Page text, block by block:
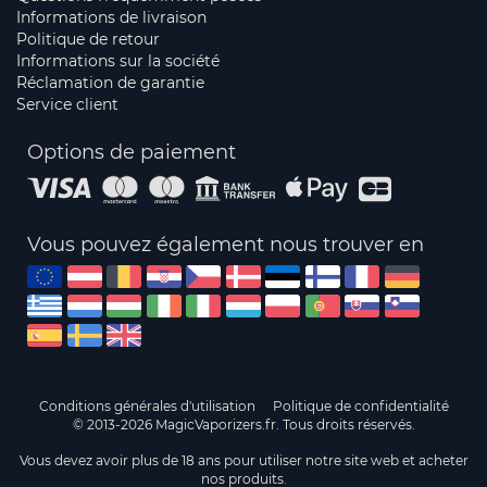
Informations de livraison
Politique de retour
Informations sur la société
Réclamation de garantie
Service client
Options de paiement
Vous pouvez également nous trouver en
Conditions générales d'utilisation
Politique de confidentialité
© 2013-2026 MagicVaporizers.fr. Tous droits réservés.
Vous devez avoir plus de 18 ans pour utiliser notre site web et acheter
nos produits.